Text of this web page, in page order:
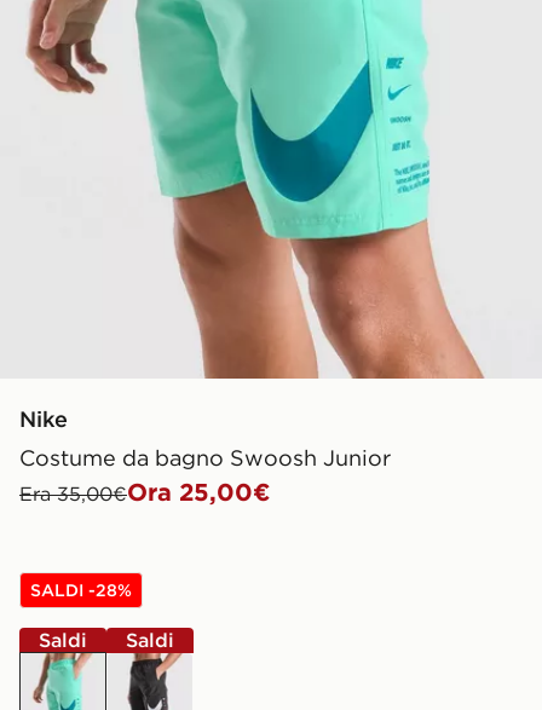
Nike
Costume da bagno Swoosh Junior
Era 35,00€Ora 25,00€
SALDI -28%
Saldi
blu
Saldi
nero